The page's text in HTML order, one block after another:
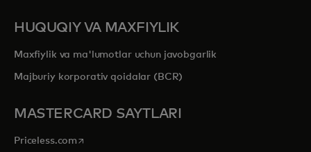
HUQUQIY VA MAXFIYLIK
Maxfiylik va ma'lumotlar uchun javobgarlik
Majburiy korporativ qoidalar (BCR)
MASTERCARD SAYTLARI
Priceless.com opens in a new tab